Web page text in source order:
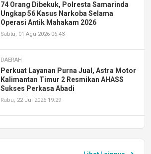
74 Orang Dibekuk, Polresta Samarinda
Ungkap 56 Kasus Narkoba Selama
Operasi Antik Mahakam 2026
Sabtu, 01 Agu 2026 06:43
DAERAH
Perkuat Layanan Purna Jual, Astra Motor
Kalimantan Timur 2 Resmikan AHASS
Sukses Perkasa Abadi
Rabu, 22 Jul 2026 19:29